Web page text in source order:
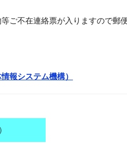
ご不在連絡票が入りますので郵
報システム機構）